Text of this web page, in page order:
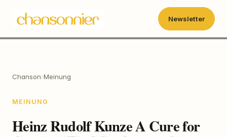
Newsletter
Chanson›Meinung
MEINUNG
Heinz Rudolf Kunze A Cure for